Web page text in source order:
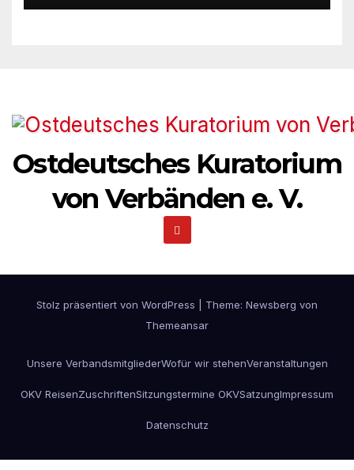
Ostdeutsches Kuratorium
von Verbänden e. V.
Stolz präsentiert von WordPress Theme: Newsberg von
Themeansar
Unsere VerbandsmitgliederWofür wir stehenVeranstaltungen
OKV ReisenZuschriftenSitzungstermine OKVSatzungImpressum
Datenschutz